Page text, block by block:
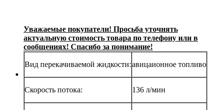
Уважаемые покупатели! Просьба уточнять
актуальную стоимость товара по телефону или в
сообщениях! Спасибо за понимание!
Вид перекачиваемой жидкости:авицаионное топливо
Скорость потока: 136 л/мин